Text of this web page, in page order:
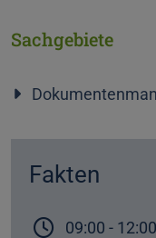
Sachgebiete
Fakten
09:00 -